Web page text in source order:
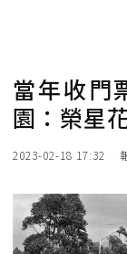
當年收門
園：榮星
2023-02-18 17:32